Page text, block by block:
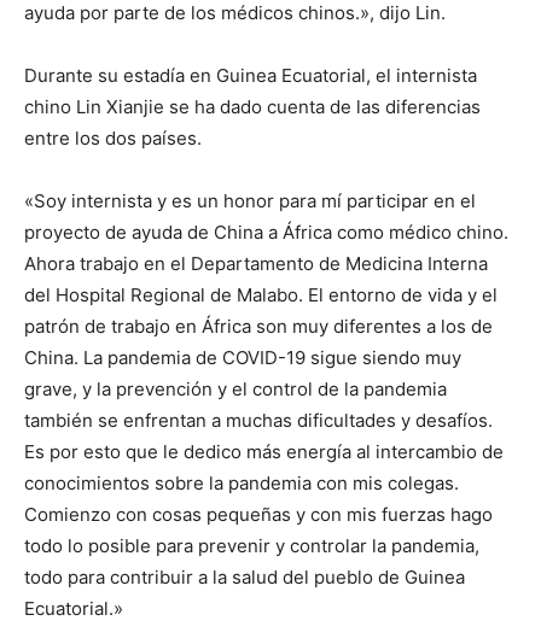
ayuda por parte de los médicos chinos.», dijo Lin.
Durante su estadía en Guinea Ecuatorial, el internista
chino Lin Xianjie se ha dado cuenta de las diferencias
entre los dos países.
«Soy internista y es un honor para mí participar en el
proyecto de ayuda de China a África como médico chino.
Ahora trabajo en el Departamento de Medicina Interna
del Hospital Regional de Malabo. El entorno de vida y el
patrón de trabajo en África son muy diferentes a los de
China. La pandemia de COVID-19 sigue siendo muy
grave, y la prevención y el control de la pandemia
también se enfrentan a muchas dificultades y desafíos.
Es por esto que le dedico más energía al intercambio de
conocimientos sobre la pandemia con mis colegas.
Comienzo con cosas pequeñas y con mis fuerzas hago
todo lo posible para prevenir y controlar la pandemia,
todo para contribuir a la salud del pueblo de Guinea
Ecuatorial.»